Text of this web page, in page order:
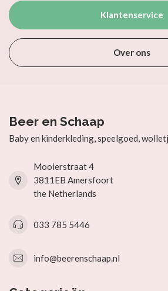
Klantenservice
Over ons
Beer en Schaap
Baby en kinderkleding, speelgoed,
Mooierstraat 4
3811EB Amersfoort
the Netherlands
033 785 5446
info@beerenschaap.nl